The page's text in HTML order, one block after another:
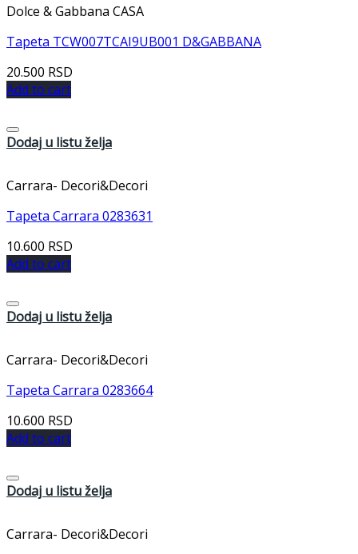
Dolce & Gabbana CASA
Tapeta TCW007TCAI9UB001 D&GABBANA
20.500 RSD
Add to cart
Dodaj u listu želja
Carrara- Decori&Decori
Tapeta Carrara 0283631
10.600 RSD
Add to cart
Dodaj u listu želja
Carrara- Decori&Decori
Tapeta Carrara 0283664
10.600 RSD
Add to cart
Dodaj u listu želja
Carrara- Decori&Decori